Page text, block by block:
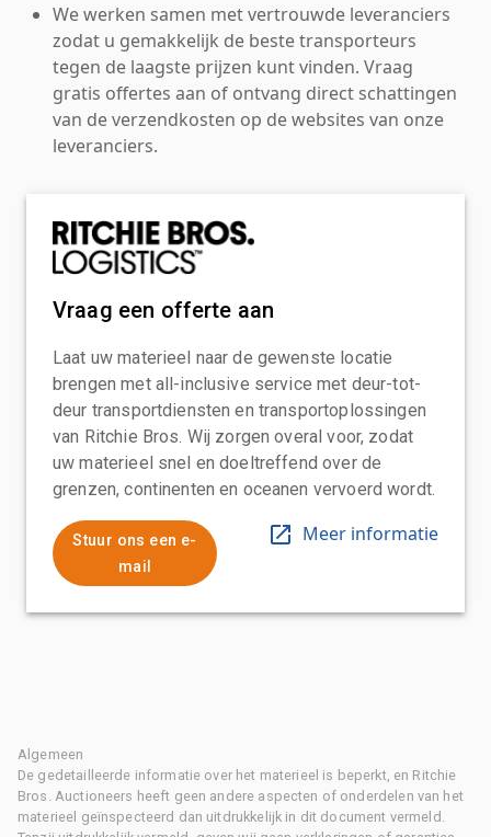
We werken samen met vertrouwde leveranciers
zodat u gemakkelijk de beste transporteurs
tegen de laagste prijzen kunt vinden. Vraag
gratis offertes aan of ontvang direct schattingen
van de verzendkosten op de websites van onze
leveranciers.
Vraag een offerte aan
Laat uw materieel naar de gewenste locatie
brengen met all-inclusive service met deur-tot-
deur transportdiensten en transportoplossingen
van Ritchie Bros. Wij zorgen overal voor, zodat
uw materieel snel en doeltreffend over de
grenzen, continenten en oceanen vervoerd wordt.
Stuur ons een e-
mail
Meer informatie
Algemeen
De gedetailleerde informatie over het materieel is beperkt, en Ritchie
Bros. Auctioneers heeft geen andere aspecten of onderdelen van het
materieel geïnspecteerd dan uitdrukkelijk in dit document vermeld.